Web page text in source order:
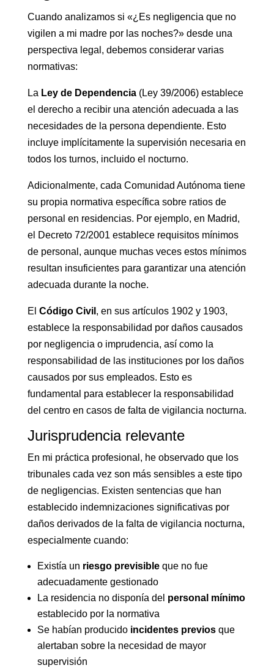
Cuando analizamos si «¿Es negligencia que no
vigilen a mi madre por las noches?» desde una
perspectiva legal, debemos considerar varias
normativas:
La Ley de Dependencia(Ley 39/2006) establece
el derecho a recibir una atención adecuada a las
necesidades de la persona dependiente. Esto
incluye implícitamente la supervisión necesaria en
todos los turnos, incluido el nocturno.
Adicionalmente, cada Comunidad Autónoma tiene
su propia normativa específica sobre ratios de
personal en residencias. Por ejemplo, en Madrid,
el Decreto 72/2001 establece requisitos mínimos
de personal, aunque muchas veces estos mínimos
resultan insuficientes para garantizar una atención
adecuada durante la noche.
El Código Civil , en sus artículos 1902 y 1903,
establece la responsabilidad por daños causados
por negligencia o imprudencia, así como la
responsabilidad de las instituciones por los daños
causados por sus empleados. Esto es
fundamental para establecer la responsabilidad
del centro en casos de falta de vigilancia nocturna.
Jurisprudencia relevante
En mi práctica profesional, he observado que los
tribunales cada vez son más sensibles a este tipo
de negligencias. Existen sentencias que han
establecido indemnizaciones significativas por
daños derivados de la falta de vigilancia nocturna,
especialmente cuando:
Existía un riesgo previsibleque no fue
adecuadamente gestionado
La residencia no disponía del personal mínimo
establecido por la normativa
Se habían producido incidentes previosque
alertaban sobre la necesidad de mayor
supervisión